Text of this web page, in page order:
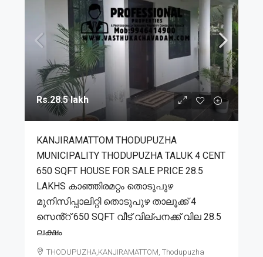
Rs.28.5 lakh
KANJIRAMATTOM THODUPUZHA
MUNICIPALITY THODUPUZHA TALUK 4 CENT
650 SQFT HOUSE FOR SALE PRICE 28.5
LAKHS കാഞ്ഞിരമറ്റം തൊടുപുഴ
മുനിസിപ്പാലിറ്റി തൊടുപുഴ താലൂക്ക് 4
സെൻ്റ് 650 SQFT വീട് വില്പനക്ക് വില 28.5
ലക്ഷം
THODUPUZHA,KANJIRAMATTOM, Thodupuzha